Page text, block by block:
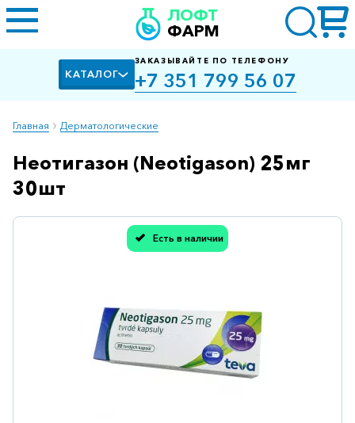
ЛОФТ
ФАРМ
КАТАЛОГ
ЗАКАЗЫВАЙТЕ ПО ТЕЛЕФОНУ
+7 351 799 56 07
Главная Дерматологические
Алкоголизм,
курение
Антибактериальные
Биологически
Ветеринарные
Неотигазон (Neotigason) 25мг
30шт
Есть в наличии
Спасибо, мы учли Вашу оценку!